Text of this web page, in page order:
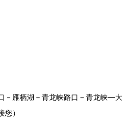
雁栖湖－青龙峡路口－青龙峡—大
）